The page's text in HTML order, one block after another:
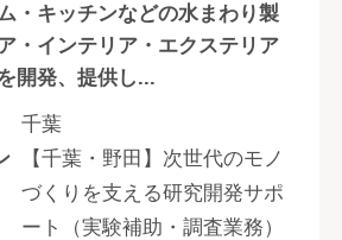
・キッチンなどの水まわり製
・インテリア・エクステリア
開発、提供し...
千葉
【千葉・野田】次世代のモノ
づくりを支える研究開発サポ
ート（実験補助・調査業務）